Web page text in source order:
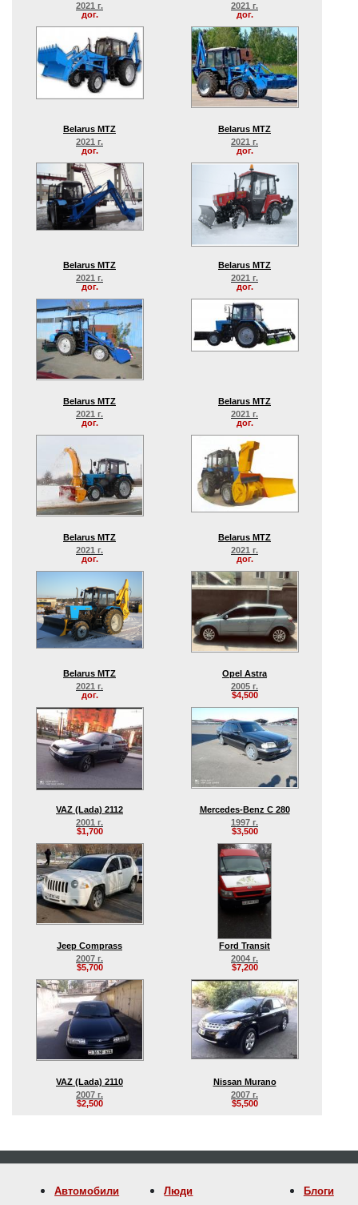
2021 г.
дог.
2021 г.
дог.
Belarus MTZ
2021 г.
дог.
Belarus MTZ
2021 г.
дог.
Belarus MTZ
2021 г.
дог.
Belarus MTZ
2021 г.
дог.
Belarus MTZ
2021 г.
дог.
Belarus MTZ
2021 г.
дог.
Belarus MTZ
2021 г.
дог.
Belarus MTZ
2021 г.
дог.
Belarus MTZ
2021 г.
дог.
Opel Astra
2005 г.
$4,500
VAZ (Lada) 2112
2001 г.
$1,700
Mercedes-Benz C 280
1997 г.
$3,500
Jeep Comprass
2007 г.
$5,700
Ford Transit
2004 г.
$7,200
VAZ (Lada) 2110
2007 г.
$2,500
Nissan Murano
2007 г.
$5,500
Автомобили
Люди
Блоги